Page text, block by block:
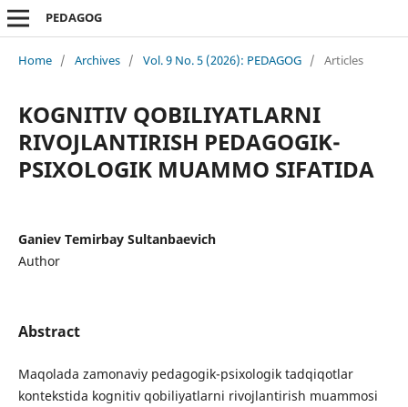
PEDAGOG
Home / Archives / Vol. 9 No. 5 (2026): PEDAGOG / Articles
KOGNITIV QOBILIYATLARNI
RIVOJLANTIRISH PEDAGOGIK-
PSIXOLOGIK MUAMMO SIFATIDA
Ganiev Temirbay Sultanbaevich
Author
Abstract
Maqolada zamonaviy pedagogik-psixologik tadqiqotlar
kontekstida kognitiv qobiliyatlarni rivojlantirish muammosi